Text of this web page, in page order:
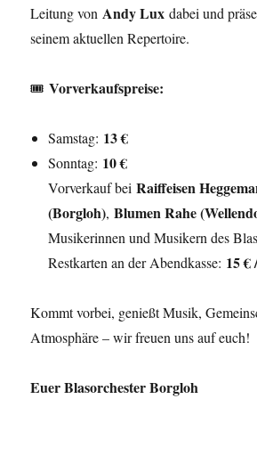
Leitung vonAndy Lux dabei und
seinem aktuellen Repertoire.
🎟Vorverkaufspreise:
Samstag: 13 €
Sonntag: 10 €
Vorverkauf beiRaiffeisen
(Borgloh),Blumen Rahe
Musikerinnen und Musikern des
Restkarten an der Abendkasse: 15 €
Kommt vorbei, genießt Musik,
Atmosphäre – wir freuen uns auf euch!
Euer Blasorchester Borgloh